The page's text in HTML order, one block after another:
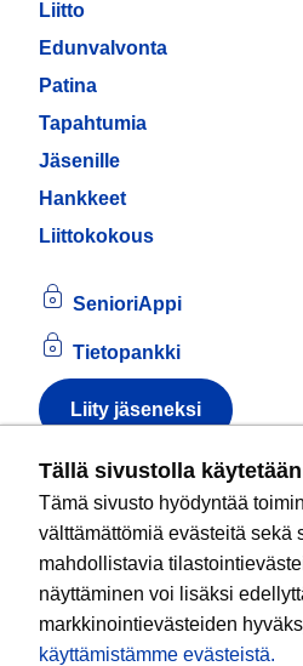
Tällä sivustolla
Tämä sivusto hyödyntää
välttämättömiä evästeitä sekä
mahdollistavia
näyttäminen voi lisäksi
markkinointievästeiden
käyttämistämme evästeistä.​​​​​​
Liitto
Edunvalvonta
Patina
Tapahtumia
Jäsenille
Hankkeet
Liittokokous
SenioriAppi
Tietopankki
Liity jäseneksi
Tietoa evästeistä
Kansallinen senioriliitto ry
eläkeläisjärjestö, joka edistää
eläkeläisten sosiaalista
sekä valvoo heidän
noudattaen. Liitto on